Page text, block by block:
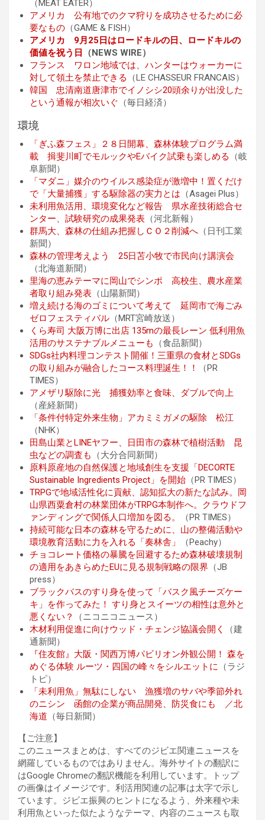
（MEAT EATER）
アメリカ 公有地でのクマ狩りを成功させるために必
要なもの （GAME & FISH）
アメリカ 9月25日はロードキルの日、ロードキルの
価値を祝う日
（NEWS WIRE）
フランス ワロン地域では、ハンターはウォーカーに
対して領土を禁止できる
（LE CHASSEUR FRANCAIS）
韓国 忠清南道唐津市でイノシシ20頭余りが出没した
という通報が相次いぐ （毎日経済）
環境
「ぎふ森フェス」２８日開幕、森林体験プログラム満
載 揖斐川町でモルックやEバイク試乗も楽しめる
（岐
阜新聞）
「マダニ」媒介のウイルス感染症が激増中！置くだけ
で「大量捕獲」する駆除器の実力とは （Asagei Plus）
未利用魚活用、環境変化など報告 県水産技術総合セ
ンター、試験研究の成果発表 （河北新報）
群馬大、森林の仕組み把握しＣＯ２削減へ （日刊工業
新聞）
森林の管理考えよう 25日苫小牧で市民向け講演会
（北海道新聞）
里海の恵みテーマに岡山でシンポ 高校生、農水産業
者取り組み発表 （山陽新聞）
増え続ける海のゴミについて考えて 延岡市で海ごみ
ゼロフェスティバル （MRT宮崎放送）
くら寿司 大阪万博に出店 135mの最長レーン 低利用魚
活用のサステナブルメニューも
（食品新聞）
SDGs社内料理コンテスト開催！三重県の食材とSDGs
の取り組みが融合したコース料理誕生！！
（PR
TIMES）
アメザリ駆除に光 捕獲効率と食味、ダブルで向上
（産経新聞）
「条件付特定外来生物」アカミミガメの駆除 松江
（NHK）
田島山業とLINEヤフー、日田市の森林で植樹活動 昆
虫などの調査も
（大分合同新聞）
原料原産地の自然保護と地域創生を支援「DECORTE
Sustainable Ingredients Project」を開始 （PR TIMES）
TRPGで地域活性化に貢献、認知拡大の新たな試み。岡
山県西粟倉村の林業団体がTRPG本制作へ。クラウドフ
ァンディングで関係人口増加を図る。
（PR TIMES）
持続可能な日本の森林を守るために、山の整備活動や
環境教育活動に力を入れる「奏林舎」
（Peachy）
チョコレート価格の暴騰を回避するため森林破壊規制
の適用をあきらめたEUに見る規制戦略の限界 （JB
press）
ブラックバスのすり身を使って「バスク風チーズケー
キ」を作ってみた！ すり身とスイーツの相性は意外と
悪くない？
（ニコニコニュース）
木材利用促進に向けウッド・チェンジ協議会開く
（建
通新聞）
『住友館』大阪・関西万博パビリオン外観公開！ 森を
めぐる体験 ルーツ・四国の峰々をシルエットに （ラジ
トピ）
「未利用魚」無駄にしない 漁獲増のサバや季節外れ
のニシン 函館の企業が商品開発、防災食にも ／北
海道 （毎日新聞）
【ご注意】
このニュースまとめは、すべてのジビエ関連ニュースを
網羅しているものではありません。海外サイトの翻訳に
はGoogle Chromeの翻訳機能を利用しています。トップ
の画像はイメージです。利活用関連の記事は太字で示し
ています。ジビエ振興のヒントになるよう、外来種や未
利用魚といった似たようなテーマ、内容のニュースも取